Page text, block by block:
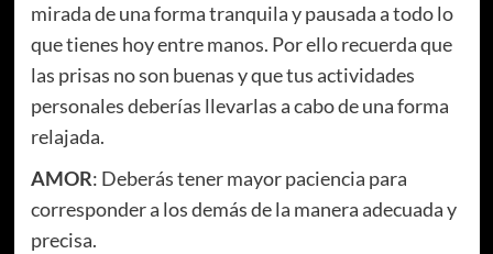
mirada de una forma tranquila y pausada a todo lo
que tienes hoy entre manos. Por ello recuerda que
las prisas no son buenas y que tus actividades
personales deberías llevarlas a cabo de una forma
relajada.
AMOR: Deberás tener mayor paciencia para
corresponder a los demás de la manera adecuada y
precisa.